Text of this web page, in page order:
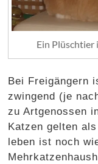
Ein Plüschtier
Bei Freigängern
zwingend (je
zu Artgenossen
Katzen gelten
leben ist noch